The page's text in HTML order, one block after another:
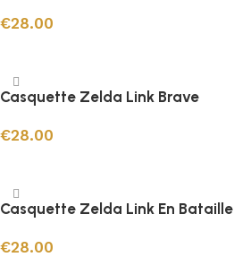
€28.00
Casquette Zelda Link Brave
€28.00
Casquette Zelda Link En Bataille
€28.00